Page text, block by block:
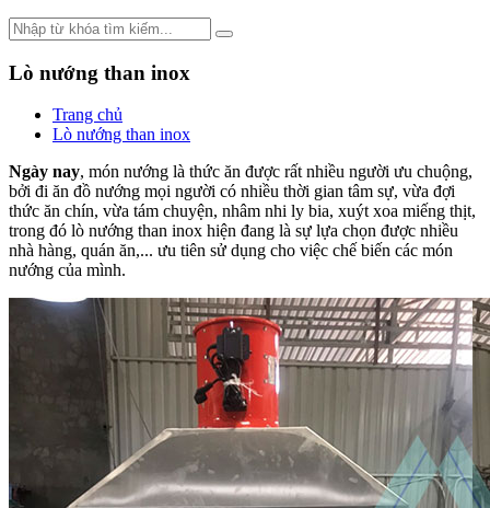
Lò nướng than inox
Trang chủ
Lò nướng than inox
Ngày nay, món nướng là thức ăn được rất nhiều người ưu chuộng,
bởi đi ăn đồ nướng mọi người có nhiều thời gian tâm sự, vừa đợi
thức ăn chín, vừa tám chuyện, nhâm nhi ly bia, xuýt xoa miếng thịt,
trong đó lò nướng than inox hiện đang là sự lựa chọn được nhiều
nhà hàng, quán ăn,... ưu tiên sử dụng cho việc chế biến các món
nướng của mình.